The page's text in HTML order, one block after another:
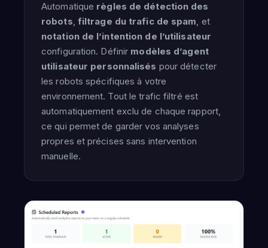
Automatique règles de détection des
robots, filtrage du trafic de spam, et
notation de l’intention de l’utilisateur
configuration. Définir modèles d’agent
utilisateur personnalisés pour détecter
les robots spécifiques à votre
environnement. Tout le trafic filtré est
automatiquement exclu de chaque rapport,
ce qui permet de garder vos analyses
propres et précises sans intervention
manuelle.